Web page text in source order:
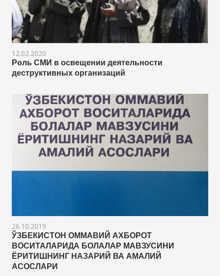
12.02.2020
Роль СМИ в освещении деятельности
деструктивных организаций
26.10.2019
ЎЗБЕКИСТОН ОММАВИЙ АХБОРОТ
ВОСИТАЛАРИДА БОЛАЛАР МАВЗУСИНИ
ЁРИТИШНИНГ НАЗАРИЙ ВА АМАЛИЙ
АСОСЛАРИ